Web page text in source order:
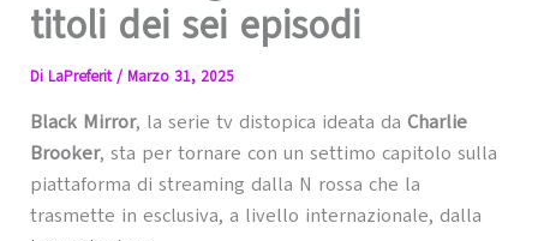
titoli dei sei episodi
Di LaPreferit/ Marzo 31, 2025
Black Mirror, la serie tv distopica ideata da Charlie
Brooker, sta per tornare con un settimo capitolo sulla
piattaforma di streaming dalla N rossa che la
trasmette in esclusiva, a livello internazionale, dalla